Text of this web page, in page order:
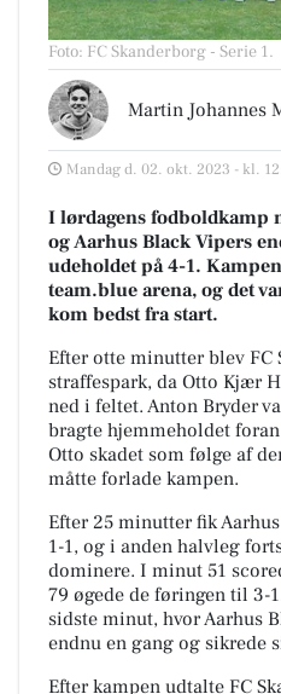
Foto: FC Skanderborg - Serie 1.
Martin Johannes
Mandag d. 02. okt. 2023 - kl.
I lørdagens fodboldkamp
og Aarhus Black Vipers
udeholdet på 4-1.
team.blue arena, og det
kom bedst fra start.
Efter otte minutter blev
straffespark, da Otto Kjær
ned i feltet. Anton Bryder
bragte hjemmeholdet
Otto skadet som følge af
måtte forlade kampen.
Efter 25 minutter fik
1-1, og i anden halvleg
dominere. I minut 51
79 øgede de føringen til 3-
sidste minut, hvor Aarhus
endnu en gang og sikrede
Efter kampen udtalte FC